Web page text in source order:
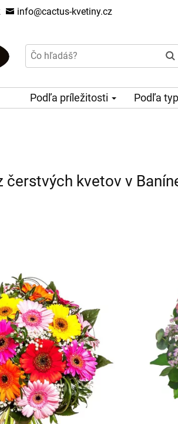
info@cactus-kvetiny.cz
Podľa príležitosti Podľa
čerstvých kvetov v